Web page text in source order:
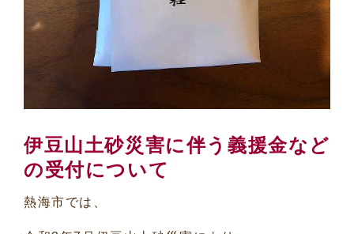
伊豆山土砂災害に伴う義援金など
の受付について
熱海市では、